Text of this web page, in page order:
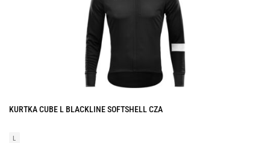
KURTKA CUBE L BLACKLINE SOFTSHELL CZA
L